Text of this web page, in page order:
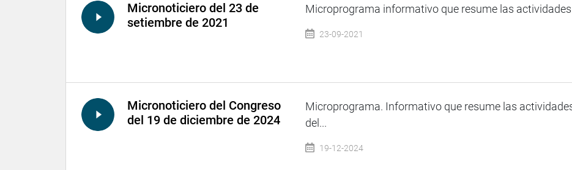
Micronoticiero del 23 de
setiembre de 2021
Microprograma informativo que resume las actividades
23-09-2021
Micronoticiero del Congreso
del 19 de diciembre de 2024
Microprograma. Informativo que resume las
del...
19-12-2024